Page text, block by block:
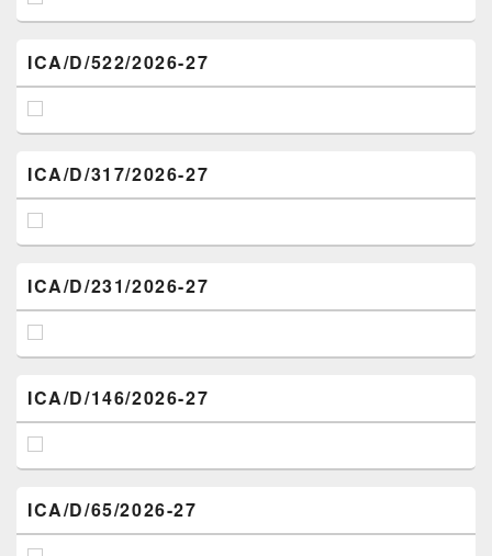
ICA/D/522/2026-27
ICA/D/317/2026-27
ICA/D/231/2026-27
ICA/D/146/2026-27
ICA/D/65/2026-27